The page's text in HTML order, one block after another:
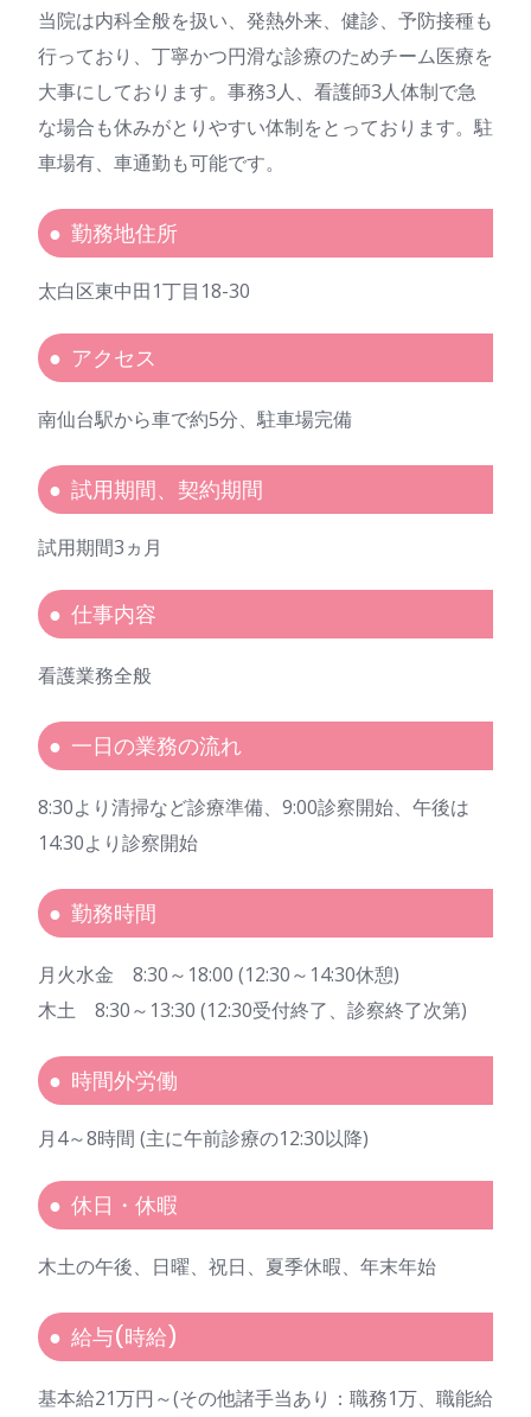
当院は内科全般を扱い、発熱外来、健診、予防接種も
行っており、丁寧かつ円滑な診療のためチーム医療を
大事にしております。事務3人、看護師3人体制で急
な場合も休みがとりやすい体制をとっております。駐
車場有、車通勤も可能です。
勤務地住所
太白区東中田1丁目18-30
アクセス
南仙台駅から車で約5分、駐車場完備
試用期間、契約期間
試用期間3ヵ月
仕事内容
看護業務全般
一日の業務の流れ
8:30より清掃など診療準備、9:00診察開始、午後は
14:30より診察開始
勤務時間
月火水金 8:30～18:00 (12:30～14:30休憩)
木土 8:30～13:30 (12:30受付終了、診察終了次第)
時間外労働
月4～8時間 (主に午前診療の12:30以降)
休日・休暇
木土の午後、日曜、祝日、夏季休暇、年末年始
給与(時給)
基本給21万円～(その他諸手当あり：職務1万、職能給